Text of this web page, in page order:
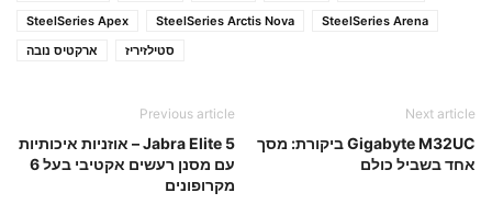
SteelSeries Apex
SteelSeries Arctis Nova
SteelSeries Arena
ארקטיס נובה
סטילזיריז
Previous article
Jabra Elite 5 – אוזניות איכותיות
עם מסנן רעשים אקטיבי בעל 6
מקרופונים
Next article
Gigabyte M32UC ביקורת: מסך
אחד בשביל כולם